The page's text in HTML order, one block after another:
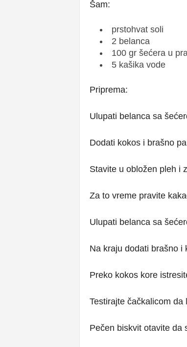
Šam:
prstohvat soli
2 belanca
100 gr šećera u
5 kašika vode
Priprema:
Ulupati belanca sa
Dodati kokos i brašno
Stavite u obložen pleh i
Za to vreme pravite
Ulupati belanca sa
Na kraju dodati brašno i
Preko kokos kore
Testirajte čačkalicom
Pečen biskvit otavite da